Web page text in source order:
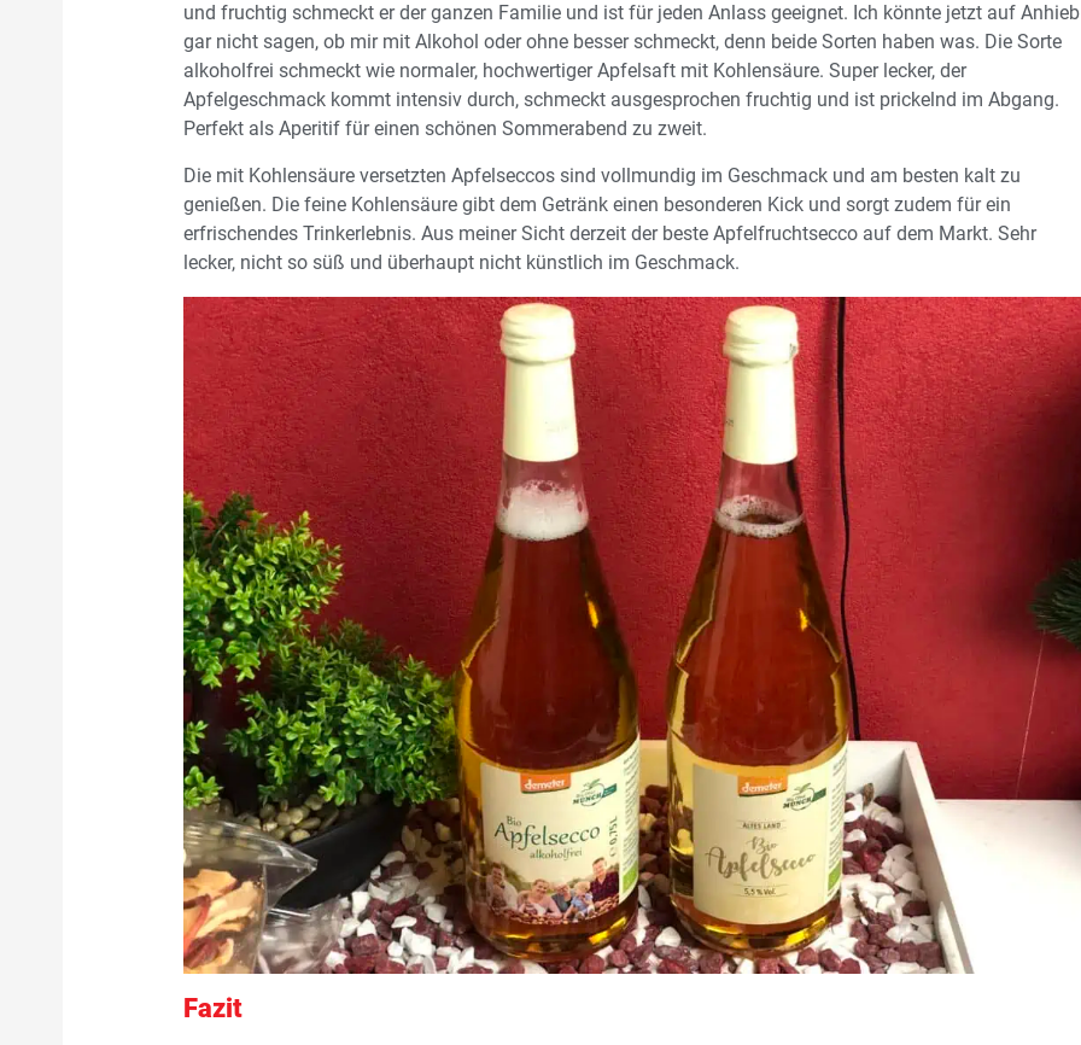
und fruchtig schmeckt er der ganzen Familie und ist für jeden Anlass geeignet. Ich könnte jetzt auf Anhieb
gar nicht sagen, ob mir mit Alkohol oder ohne besser schmeckt, denn beide Sorten haben was. Die Sorte
alkoholfrei schmeckt wie normaler, hochwertiger Apfelsaft mit Kohlensäure. Super lecker, der
Apfelgeschmack kommt intensiv durch, schmeckt ausgesprochen fruchtig und ist prickelnd im Abgang.
Perfekt als Aperitif für einen schönen Sommerabend zu zweit.
Die mit Kohlensäure versetzten Apfelseccos sind vollmundig im Geschmack und am besten kalt zu
genießen. Die feine Kohlensäure gibt dem Getränk einen besonderen Kick und sorgt zudem für ein
erfrischendes Trinkerlebnis. Aus meiner Sicht derzeit der beste Apfelfruchtsecco auf dem Markt. Sehr
lecker, nicht so süß und überhaupt nicht künstlich im Geschmack.
Fazit